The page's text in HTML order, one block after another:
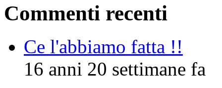
Commenti recenti
Ce l'abbiamo fatta !!
16 anni 20 settimane fa